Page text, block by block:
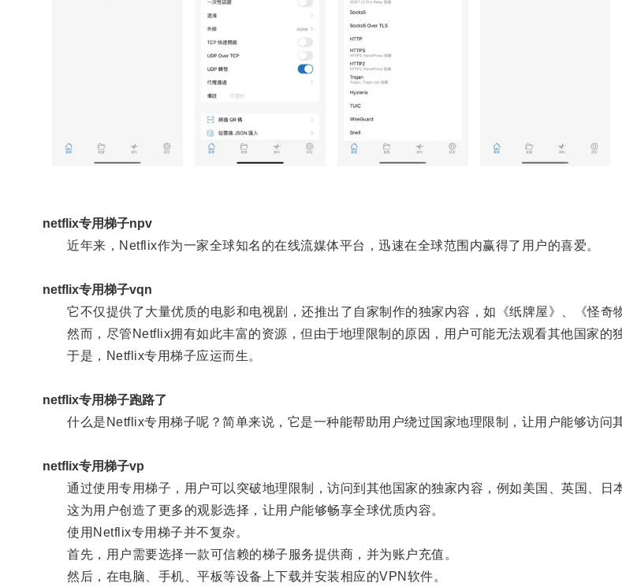
netflix专用梯子npv
近年来，Netflix作为一家全球知名的在线流媒体平台，迅速在全球范围内赢得了用户的喜爱。
netflix专用梯子vqn
它不仅提供了大量优质的电影和电视剧，还推出了自家制作的独家内容，如《纸牌屋》、《怪奇
然而，尽管Netflix拥有如此丰富的资源，但由于地理限制的原因，用户可能无法观看其他国家的
于是，Netflix专用梯子应运而生。
netflix专用梯子跑路了
什么是Netflix专用梯子呢？简单来说，它是一种能帮助用户绕过国家地理限制，让用户能够访问
netflix专用梯子vp
通过使用专用梯子，用户可以突破地理限制，访问到其他国家的独家内容，例如美国、英国、日本
这为用户创造了更多的观影选择，让用户能够畅享全球优质内容。
使用Netflix专用梯子并不复杂。
首先，用户需要选择一款可信赖的梯子服务提供商，并为账户充值。
然后，在电脑、手机、平板等设备上下载并安装相应的VPN软件。